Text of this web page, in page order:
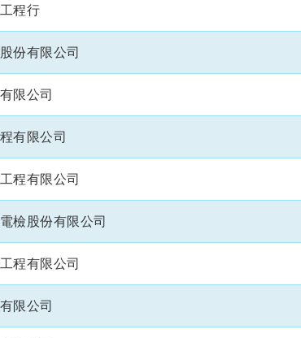
程行
份有限公司
限公司
有限公司
程有限公司
檢股份有限公司
程有限公司
限公司